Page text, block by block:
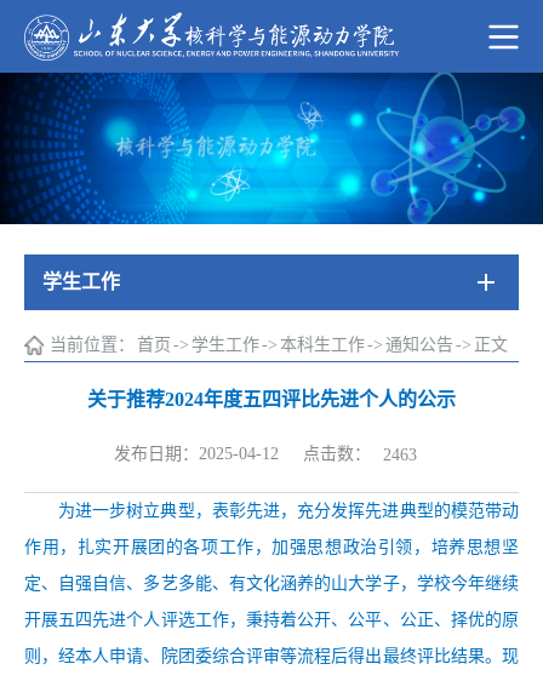
学生工作
当前位置： 首页 -> 学生工作-> 本科生工作-> 通知公告 -> 正文
关于推荐2024年度五四评比先进个人的公示
发布日期：2025-04-12 点击数： 2463
为进一步树立典型，表彰先进，充分发挥先进典型的模范带动
作用，扎实开展团的各项工作，加强思想政治引领，培养思想坚
定、自强自信、多艺多能、有文化涵养的山大学子，学校今年继续
开展五四先进个人评选工作，秉持着公开、公平、公正、择优的原
则，经本人申请、院团委综合评审等流程后得出最终评比结果。现